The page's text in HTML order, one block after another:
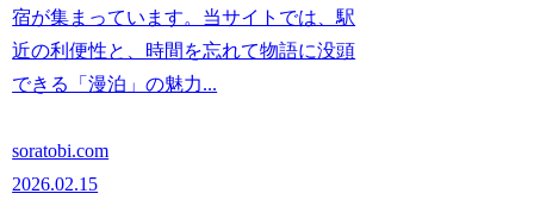
宿が集まっています。当サイトでは、駅
近の利便性と、時間を忘れて物語に没頭
できる「漫泊」の魅力...
soratobi.com
2026.02.15